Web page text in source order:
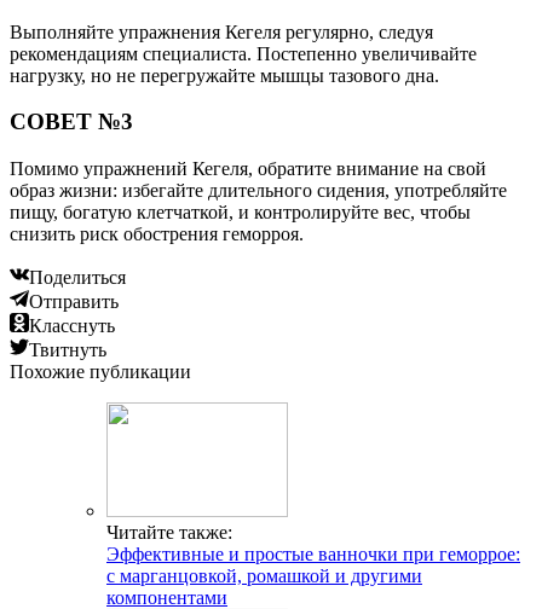
Выполняйте упражнения Кегеля регулярно, следуя
рекомендациям специалиста. Постепенно увеличивайте
нагрузку, но не перегружайте мышцы тазового дна.
СОВЕТ №3
Помимо упражнений Кегеля, обратите внимание на свой
образ жизни: избегайте длительного сидения, употребляйте
пищу, богатую клетчаткой, и контролируйте вес, чтобы
снизить риск обострения геморроя.
Поделиться
Отправить
Класснуть
Твитнуть
Похожие публикации
Читайте также:
Эффективные и простые ванночки при геморрое:
с марганцовкой, ромашкой и другими
компонентами